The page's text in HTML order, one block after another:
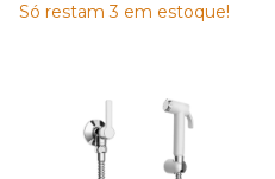
Só restam3 em estoque!